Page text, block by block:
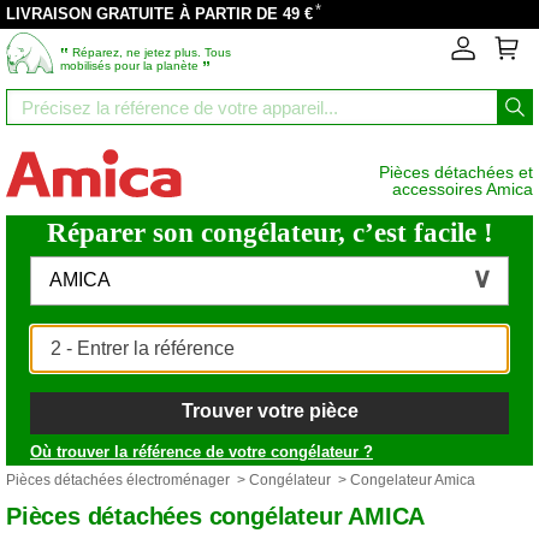
LIVRAISON GRATUITE À PARTIR DE 49 €*
‟ Réparez, ne jetez plus. Tous
mobilisés pour la planète ”
Pièces détachées et
accessoires Amica
Réparer son congélateur, c’est facile !
AMICA
Trouver votre pièce
Où trouver la référence de votre congélateur ?
Pièces détachées électroménager > Congélateur > Congelateur Amica
Pièces détachées congélateur AMICA